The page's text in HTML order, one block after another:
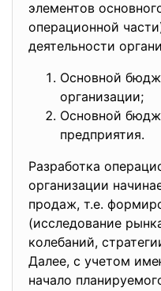
элементов
операционной
деятельности
Основной
организации;
Основной
предприятия.
Разработка
организации
продаж, т.е.
(исследование
колебаний,
Далее, с учетом
начало